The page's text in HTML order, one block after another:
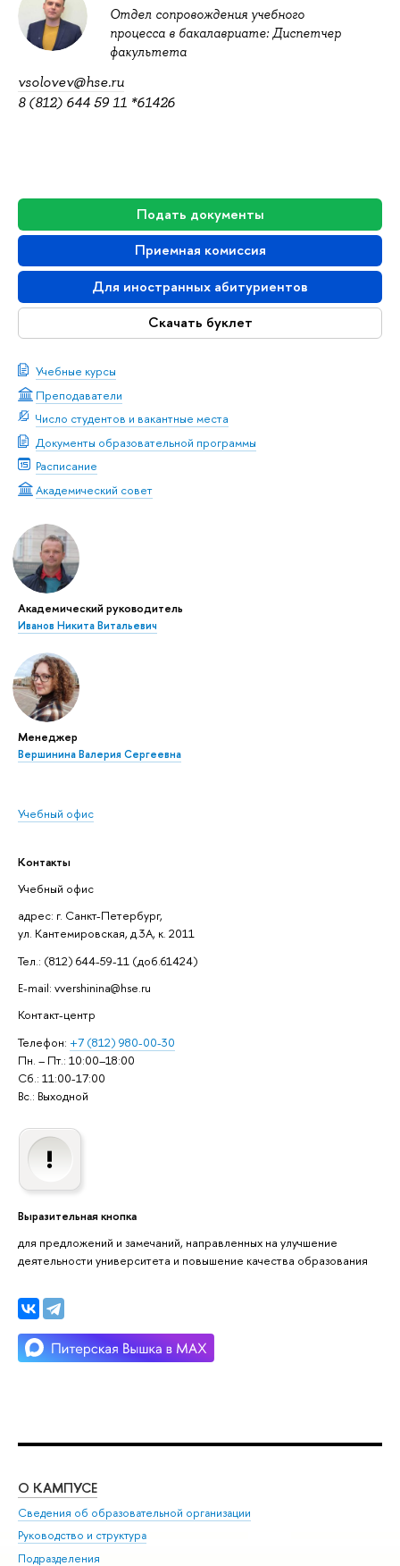
Подать документы
Приемная комиссия
Для иностранных абитуриентов
Скачать буклет
Учебные курсы
Преподаватели
Число студентов и вакантные места
Документы образовательной программы
Расписание
Академический совет
Академический руководитель
Иванов Никита Витальевич
Менеджер
Вершинина Валерия Сергеевна
Учебный офис
Контакты
Учебный офис
адрес: г. Санкт-Петербург,
ул. Кантемировская, д.3А, к. 2011
Тел.: (812) 644-59-11 (доб.61424)
E-mail: vvershinina@hse.ru
Контакт-центр
Телефон: +7 (812) 980-00-30
Пн. – Пт.: 10:00–18:00
Сб.: 11:00-17:00
Вс.: Выходной
Выразительная кнопка
для предложений и замечаний, направленных на улучшение
деятельности университета и повышение качества образования
Отдел сопровождения учебного
процесса в бакалавриате: Диспетчер
факультета
vsolovev@hse.ru
8 (812) 644 59 11 *61426
О КАМПУСЕ
Сведения об образовательной организации
Руководство и структура
Подразделения